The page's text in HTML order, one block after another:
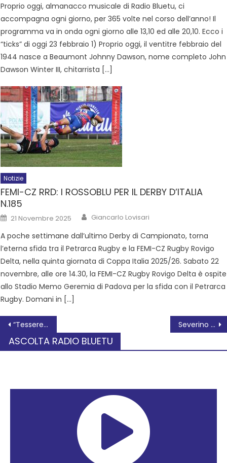
Proprio oggi, almanacco musicale di Radio Bluetu, ci
accompagna ogni giorno, per 365 volte nel corso dell’anno! Il
programma va in onda ogni giorno alle 13,10 ed alle 20,10. Ecco i
“ticks” di oggi 23 febbraio 1) Proprio oggi, il ventitre febbraio del
1944 nasce a Beaumont Johnny Dawson, nome completo John
Dawson Winter III, chitarrista […]
Notizie
FEMI-CZ RRD: I ROSSOBLU PER IL DERBY D’ITALIA
N.185
21 Novembre 2025 Giancarlo Lovisari
A poche settimane dall’ultimo Derby di Campionato, torna
l’eterna sfida tra il Petrarca Rugby e la FEMI-CZ Rugby Rovigo
Delta, nella quinta giornata di Coppa Italia 2025/26. Sabato 22
novembre, alle ore 14.30, la FEMI-CZ Rugby Rovigo Delta è ospite
allo Stadio Memo Geremia di Padova per la sfida con il Petrarca
Rugby. Domani in […]
“Tessere di storia e paesaggio”: gli alunni della “D. Alighieri” raccontano San Martino di Venezze con un mosaico Severino Bolognesi: uno dei Padri della Costituzione
ASCOLTA RADIO BLUETU